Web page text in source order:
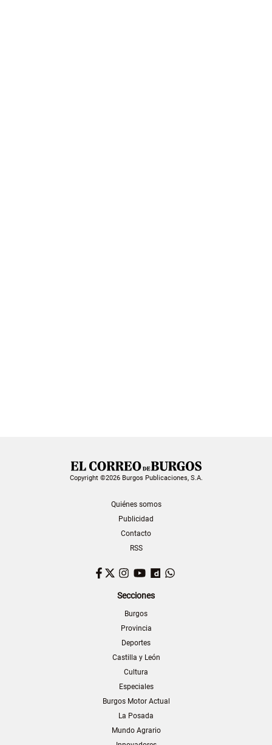
Copyright ©2026 Burgos Publicaciones, S.A.
Quiénes somos
Publicidad
Contacto
RSS
Facebook
TwitterInstagram
YouTubeDailymotion
Secciones
Burgos
Provincia
Deportes
Castilla y León
Cultura
Especiales
Burgos Motor Actual
La Posada
Mundo Agrario